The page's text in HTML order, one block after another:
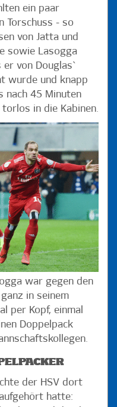
ein paar
Torschuss - so
von Jatta und
sowie Lasogga
er von Douglas`
wurde und knapp
nach 45 Minuten
in die Kabinen.
war gegen den
in seinem
per Kopf, einmal
Doppelpack
der HSV dort
hatte: